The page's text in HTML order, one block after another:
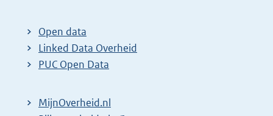
t
e
r
l
Open data
Linked Data Overheid
PUC Open Data
MijnOverheid.nl